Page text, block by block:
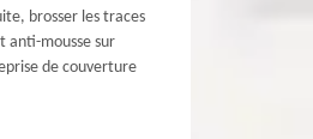
brosser les traces
anti-mousse sur
de couverture